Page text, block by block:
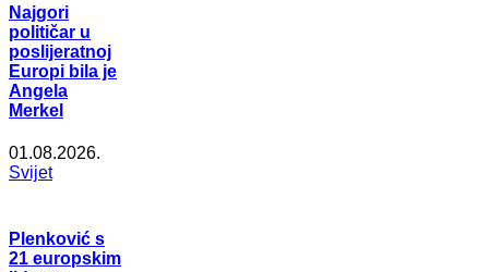
Najgori
političar u
poslijeratnoj
Europi bila je
Angela
Merkel
01.08.2026.
Svijet
Plenković s
21 europskim